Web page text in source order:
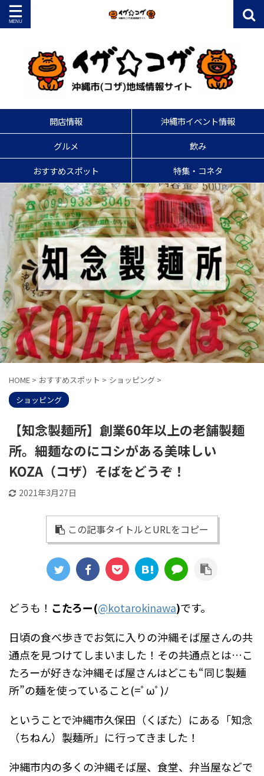
開店情報
沖縄市イベント情報
グルメ
飲み
おすすめスポット
特集・コネタ
HOME > おすすめスポット > ショッピング >
ショッピング
【知念製麺所】創業60年以上の老舗製麺
所。細麺なのにコシがある美味しい
KOZA（コザ）そばをどうぞ！
2021年3月27日
この記事タイトルとURLをコピー
どうも！ こたろー(@kotarokinawa)です。
日頃の食べ歩きでお気に入りの沖縄そば屋さんの共
通点を見つけてしまいました！その共通点とは…こ
たろーが好きな沖縄そば屋さんはどこも“同じ製麺
所”の麺を使っていること(=ﾟωﾟ)ﾉ
ということで沖縄市久保田（くぼた）にある「知念
（ちねん）製麺所」に行ってきました！
沖縄市内の多くの沖縄そば屋、食堂、弁当屋などで